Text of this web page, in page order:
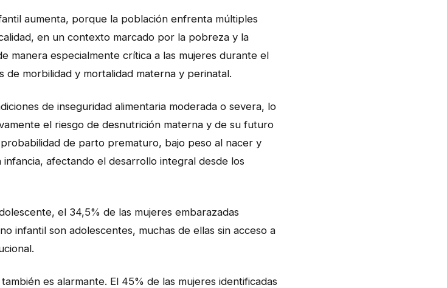
aumenta, porque la población enfrenta múltiples
en un contexto marcado por la pobreza y la
manera especialmente crítica a las mujeres durante el
de morbilidad y mortalidad materna y perinatal.
de inseguridad alimentaria moderada o severa, lo
el riesgo de desnutrición materna y de su futuro
de parto prematuro, bajo peso al nacer y
afectando el desarrollo integral desde los
el 34,5% de las mujeres embarazadas
infantil son adolescentes, muchas de ellas sin acceso a
es alarmante. El 45% de las mujeres identificadas